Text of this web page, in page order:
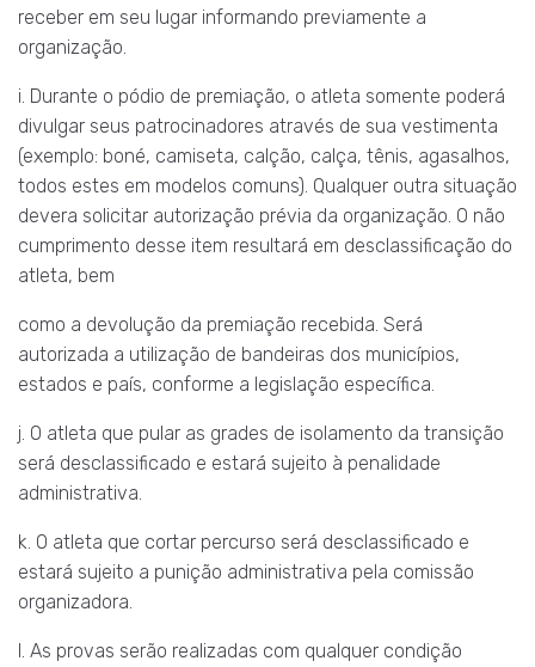
receber em seu lugar informando previamente a
organização.
i. Durante o pódio de premiação, o atleta somente poderá
divulgar seus patrocinadores através de sua vestimenta
(exemplo: boné, camiseta, calção, calça, tênis, agasalhos,
todos estes em modelos comuns). Qualquer outra situação
devera solicitar autorização prévia da organização. O não
cumprimento desse item resultará em desclassificação do
atleta, bem
como a devolução da premiação recebida. Será
autorizada a utilização de bandeiras dos municípios,
estados e país, conforme a legislação específica.
j. O atleta que pular as grades de isolamento da transição
será desclassificado e estará sujeito à penalidade
administrativa.
k. O atleta que cortar percurso será desclassificado e
estará sujeito a punição administrativa pela comissão
organizadora.
l. As provas serão realizadas com qualquer condição